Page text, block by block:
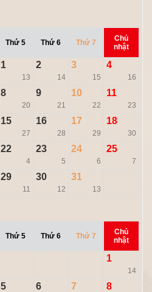
Thứ 5 Thứ 6 Thứ 7
Chủ
nhật
1
13
2
14
3
15
4
16
8
20
9
21
10
22
11
23
15
27
16
28
17
29
18
30
22
4
23
5
24
6
25
7
29
11
30
12
31
13
Thứ 5 Thứ 6 Thứ 7
Chủ
nhật
1
14
5 6 7 8